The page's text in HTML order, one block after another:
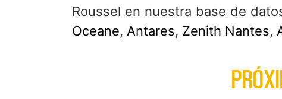
Roussel en nuestra base de
Oceane, Antares, Zenith Nantes,